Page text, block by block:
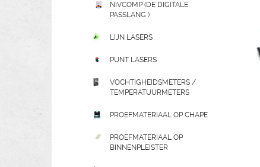
NIVCOMP (DE DIGITALE
PASSLANG )
LIJN LASERS
PUNT LASERS
VOCHTIGHEIDSMETERS /
TEMPERATUURMETERS
PROEFMATERIAAL OP CHAPE
PROEFMATERIAAL OP
BINNENPLEISTER